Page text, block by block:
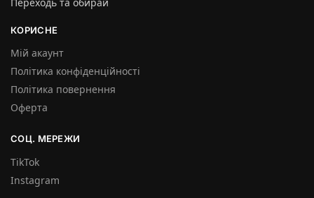
КОРИСНЕ
Мій акаунт
Політика конфіденційності
Політика повернення
Оферта
СОЦ. МЕРЕЖИ
TikTok
Instagram